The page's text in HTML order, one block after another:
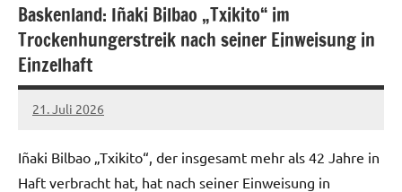
Baskenland: Iñaki Bilbao „Txikito“ im
Trockenhungerstreik nach seiner Einweisung in
Einzelhaft
21. Juli 2026
network
Iñaki Bilbao „Txikito“, der insgesamt mehr als 42 Jahre in
Haft verbracht hat, hat nach seiner Einweisung in